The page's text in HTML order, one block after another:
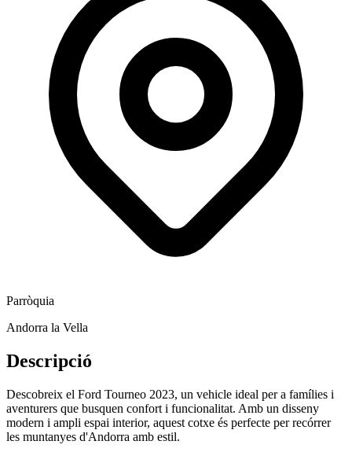
Parròquia
Andorra la Vella
Descripció
Descobreix el Ford Tourneo 2023, un vehicle ideal per a famílies i
aventurers que busquen confort i funcionalitat. Amb un disseny
modern i ampli espai interior, aquest cotxe és perfecte per recórrer
les muntanyes d'Andorra amb estil.